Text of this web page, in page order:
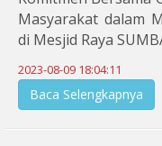
Masyarakat dalam
di Mesjid Raya
2023-08-09 18:04:11
Baca Selengkapnya